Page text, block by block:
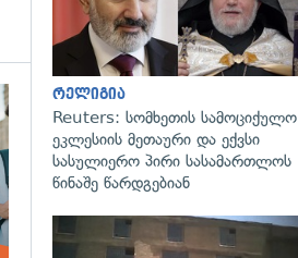
რელიგია
Reuters: სომხეთის სამოციქულო
ეკლესიის მეთაური და ექვსი
სასულიერო პირი სასამართლოს
წინაშე წარდგებიან